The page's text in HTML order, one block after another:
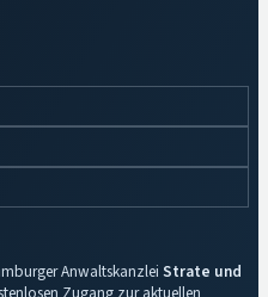
Anwaltskanzlei Strate und